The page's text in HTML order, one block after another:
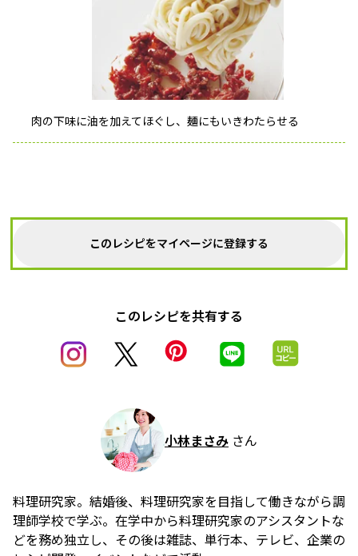
肉の下味に油を加えてほぐし、麺にもいきわたらせる
このレシピをマイページに登録する
このレシピを共有する
小林まさみ さん
料理研究家。結婚後、料理研究家を目指して働きながら調
理師学校で学ぶ。在学中から料理研究家のアシスタントな
どを務め独立し、その後は雑誌、単行本、テレビ、企業の